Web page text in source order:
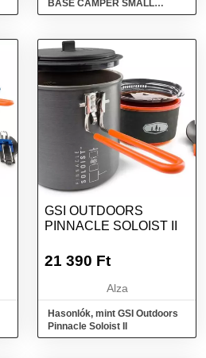
BASE CAMPER SMALL
Edénykészlet
méret
GSI OUTDOORS
PINNACLE SOLOIST II
21 390 Ft
Alza
Hasonlók, mint GSI Outdoors
Pinnacle Soloist II